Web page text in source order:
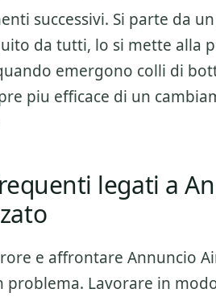
successivi. Si parte da
da tutti, lo si mette alla
emergono colli di
piu efficace di un
legati a
e affrontare Annuncio
problema. Lavorare in